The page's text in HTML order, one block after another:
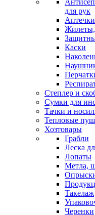
для рук
Аптечки
Каски
Степлер и
Сумки для
Тачки и
Тепловые
Хозтовары
Грабли
Леска
Лопаты
Метла,
Такелаж
Черенки